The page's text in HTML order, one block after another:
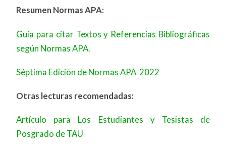
Resumen Normas APA:
Guía para citar Textos y Referencias Bibliográficas
según Normas APA.
Séptima Edición de Normas APA 2022
Otras lecturas recomendadas:
Artículo para Los Estudiantes y Tesistas de
Posgrado de TAU